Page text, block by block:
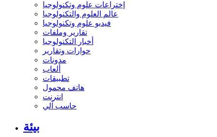
إختراعات علوم وتكنولوجيا
عالم العلوم والتكنولوجيا
فيديو علوم وتكنولوجيا
تقارير وملفات
أخبار التكنولوجيا
حوارات وتقارير
مدونات
ألعاب
تطبيقات
هاتف محمول
انترنت
حاسب آلي
بيئة